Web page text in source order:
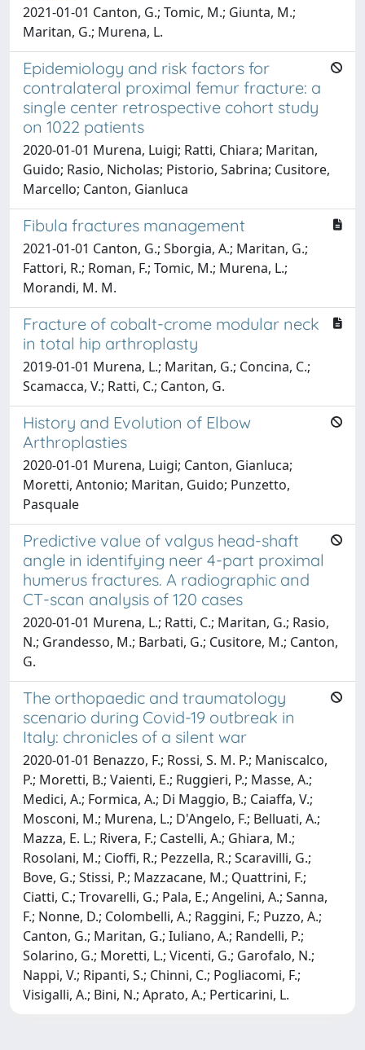
2021-01-01 Canton, G.; Tomic, M.; Giunta, M.;
Maritan, G.; Murena, L.
Epidemiology and risk factors for
contralateral proximal femur fracture: a
single center retrospective cohort study
on 1022 patients
2020-01-01 Murena, Luigi; Ratti, Chiara; Maritan,
Guido; Rasio, Nicholas; Pistorio, Sabrina; Cusitore,
Marcello; Canton, Gianluca
Fibula fractures management
2021-01-01 Canton, G.; Sborgia, A.; Maritan, G.;
Fattori, R.; Roman, F.; Tomic, M.; Murena, L.;
Morandi, M. M.
Fracture of cobalt-crome modular neck
in total hip arthroplasty
2019-01-01 Murena, L.; Maritan, G.; Concina, C.;
Scamacca, V.; Ratti, C.; Canton, G.
History and Evolution of Elbow
Arthroplasties
2020-01-01 Murena, Luigi; Canton, Gianluca;
Moretti, Antonio; Maritan, Guido; Punzetto,
Pasquale
Predictive value of valgus head-shaft
angle in identifying neer 4-part proximal
humerus fractures. A radiographic and
CT-scan analysis of 120 cases
2020-01-01 Murena, L.; Ratti, C.; Maritan, G.; Rasio,
N.; Grandesso, M.; Barbati, G.; Cusitore, M.; Canton,
G.
The orthopaedic and traumatology
scenario during Covid-19 outbreak in
Italy: chronicles of a silent war
2020-01-01 Benazzo, F.; Rossi, S. M. P.; Maniscalco,
P.; Moretti, B.; Vaienti, E.; Ruggieri, P.; Masse, A.;
Medici, A.; Formica, A.; Di Maggio, B.; Caiaffa, V.;
Mosconi, M.; Murena, L.; D'Angelo, F.; Belluati, A.;
Mazza, E. L.; Rivera, F.; Castelli, A.; Ghiara, M.;
Rosolani, M.; Cioffi, R.; Pezzella, R.; Scaravilli, G.;
Bove, G.; Stissi, P.; Mazzacane, M.; Quattrini, F.;
Ciatti, C.; Trovarelli, G.; Pala, E.; Angelini, A.; Sanna,
F.; Nonne, D.; Colombelli, A.; Raggini, F.; Puzzo, A.;
Canton, G.; Maritan, G.; Iuliano, A.; Randelli, P.;
Solarino, G.; Moretti, L.; Vicenti, G.; Garofalo, N.;
Nappi, V.; Ripanti, S.; Chinni, C.; Pogliacomi, F.;
Visigalli, A.; Bini, N.; Aprato, A.; Perticarini, L.